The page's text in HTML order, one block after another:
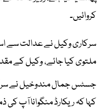
کروائیں۔
سرکاری وکیل نے عدالت سے
ملتوی کیا جائے، وکیل کے
جسٹس جمال مندوخیل نے
کہا کہ ریکارڈ منگوانا آپ کی